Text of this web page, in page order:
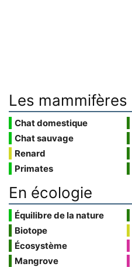
Les mammifères
Chat domestique
Chat sauvage
Renard
Primates
En écologie
Équilibre de la nature
Biotope
Écosystème
Mangrove